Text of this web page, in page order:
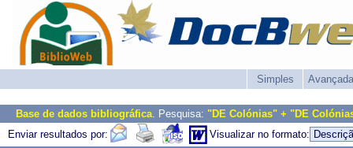
Simples Avançada
Base de dados bibliográfica. Pesquisa: "DE Colónias" + "DE
Enviar resultados por:
Visualizar no formato: